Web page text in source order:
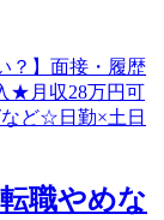
職やめな